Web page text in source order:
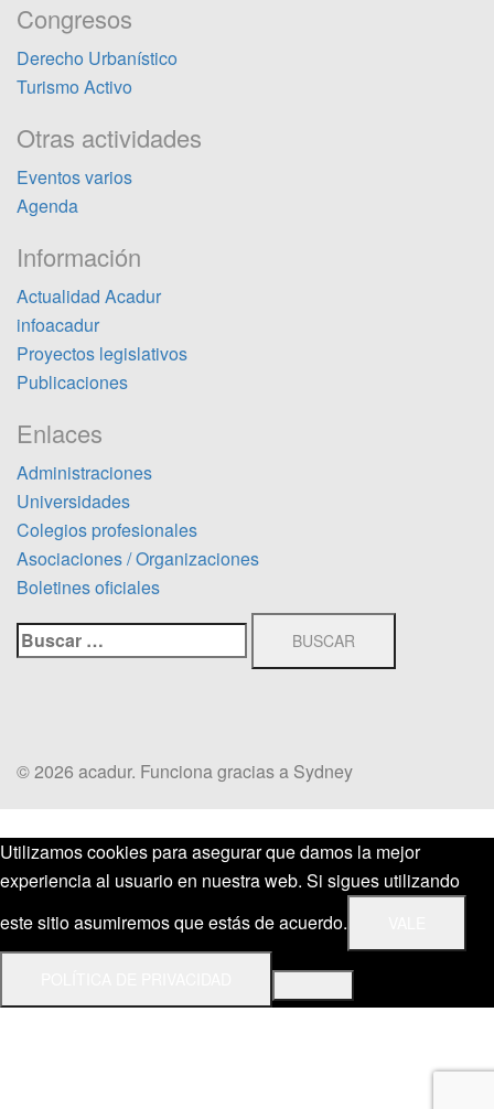
Congresos
Derecho Urbanístico
Turismo Activo
Otras actividades
Eventos varios
Agenda
Información
Actualidad Acadur
infoacadur
Proyectos legislativos
Publicaciones
Enlaces
Administraciones
Universidades
Colegios profesionales
Asociaciones / Organizaciones
Boletines oficiales
Buscar:
© 2026 acadur. Funciona gracias a Sydney
Utilizamos cookies para asegurar que damos la mejor
experiencia al usuario en nuestra web. Si sigues utilizando
este sitio asumiremos que estás de acuerdo.